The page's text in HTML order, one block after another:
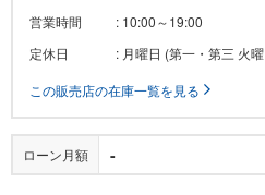
営業時間
: 10:00～19:00
定休日
: 月曜日 (第一・第三 火
この販売店の在庫一覧を見る
ローン月額 -